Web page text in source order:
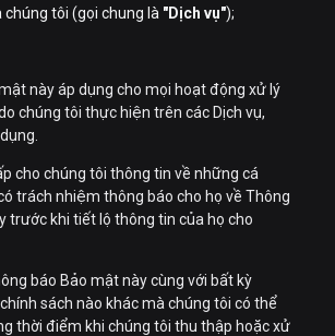
chúng tôi (gọi chung là "Dịch vụ");
này áp dụng cho mọi hoạt động xử lý
chúng tôi thực hiện trên các Dịch vụ,
cho chúng tôi thông tin về những cá
trách nhiệm thông báo cho họ về Thông
trước khi tiết lộ thông tin của họ cho
báo Bảo mật này cùng với bất kỳ
sách nào khác mà chúng tôi có thể
thời điểm khi chúng tôi thu thập hoặc xử